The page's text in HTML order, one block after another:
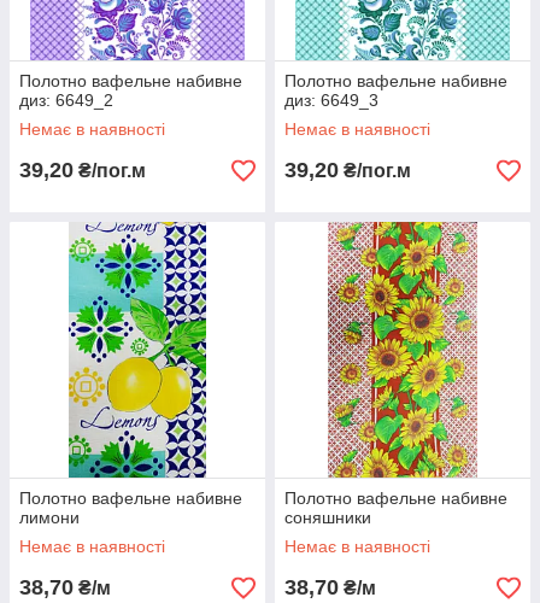
Полотно вафельне набивне
диз: 6649_2
Немає в наявності
39,20 ₴/пог.м
Полотно вафельне набивне
диз: 6649_3
Немає в наявності
39,20 ₴/пог.м
Полотно вафельне набивне
лимони
Немає в наявності
38,70 ₴/м
Полотно вафельне набивне
соняшники
Немає в наявності
38,70 ₴/м